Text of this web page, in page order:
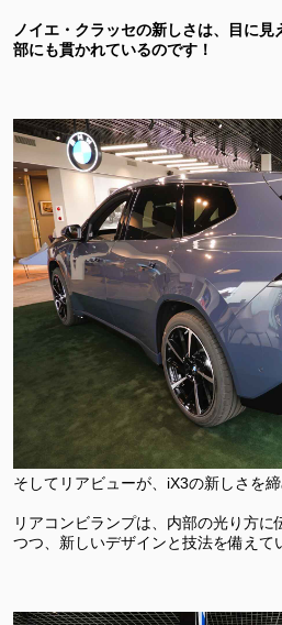
ノイエ・クラッセの新しさは、目に
部にも貫かれているのです！
そしてリアビューが、iX3の新しさを締
リアコンビランプは、内部の光り方
つつ、新しいデザインと技法を備えて